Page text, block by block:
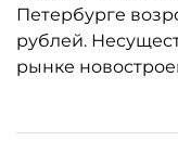
Петербурге
рублей.
рынке